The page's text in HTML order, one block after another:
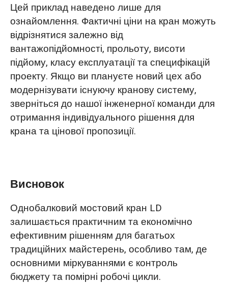
Цей приклад наведено лише для
ознайомлення. Фактичні ціни на кран можуть
відрізнятися залежно від
вантажопідйомності, прольоту, висоти
підйому, класу експлуатації та специфікацій
проекту. Якщо ви плануєте новий цех або
модернізувати існуючу кранову систему,
зверніться до нашої інженерної команди для
отримання індивідуального рішення для
крана та цінової пропозиції.
Висновок
Однобалковий мостовий кран LD
залишається практичним та економічно
ефективним рішенням для багатьох
традиційних майстерень, особливо там, де
основними міркуваннями є контроль
бюджету та помірні робочі цикли.